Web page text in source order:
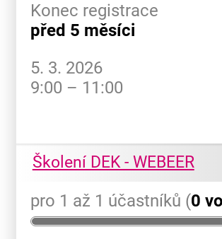
Konec registrace
před 5 měsíci
5. 3. 2026
9:00 – 11:00
Školení DEK - WEBEER
pro 1 až 1 účastníků (0